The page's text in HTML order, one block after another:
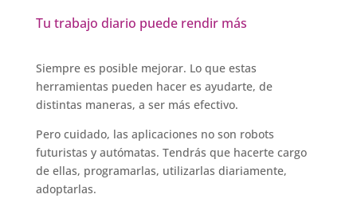
Tu trabajo diario puede rendir más
Siempre es posible mejorar. Lo que estas
herramientas pueden hacer es ayudarte, de
distintas maneras, a ser más efectivo.
Pero cuidado, las aplicaciones no son robots
futuristas y autómatas. Tendrás que hacerte cargo
de ellas, programarlas, utilizarlas diariamente,
adoptarlas.